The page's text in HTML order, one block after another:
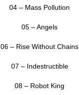
04 – Mass Pollution
05 – Angels
06 – Rise Without Chains
07 – Indestructible
08 – Robot King